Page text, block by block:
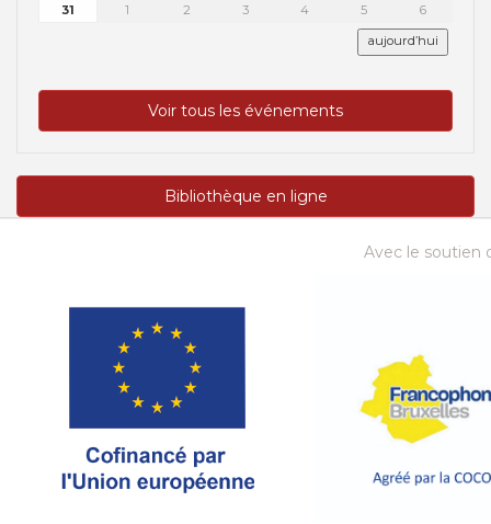
31
1 2 3 4 5 6
aujourd’hui
Voir tous les événements
Bibliothèque en ligne
Avec le soutien